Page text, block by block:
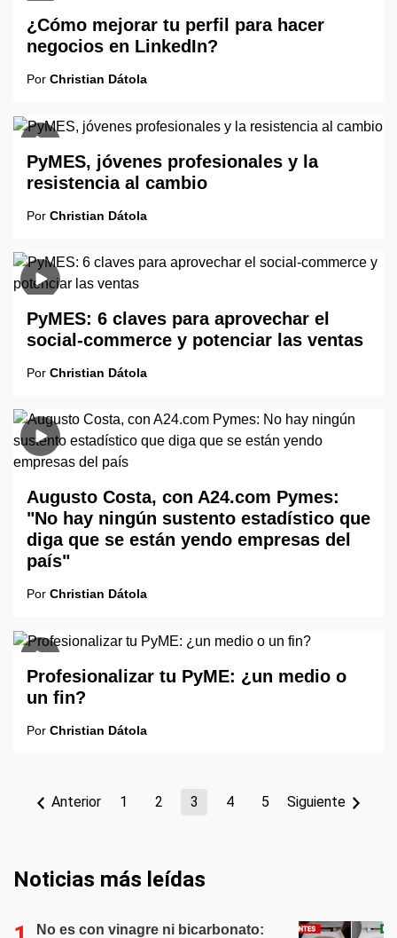
¿Cómo mejorar tu perfil para hacer
negocios en LinkedIn?
Por Christian Dátola
PyMES, jóvenes profesionales y la
resistencia al cambio
Por Christian Dátola
PyMES: 6 claves para aprovechar el
social-commerce y potenciar las ventas
Por Christian Dátola
Augusto Costa, con A24.com Pymes:
"No hay ningún sustento estadístico que
diga que se están yendo empresas del
país"
Por Christian Dátola
Profesionalizar tu PyME: ¿un medio o
un fin?
Por Christian Dátola
Anterior 1 2 3 4 5 Siguiente
Noticias más leídas
No es con vinagre ni bicarbonato: